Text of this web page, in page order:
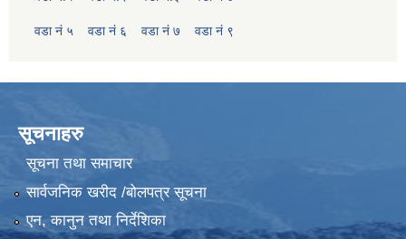
वडा नं ५ वडा नं ६ वडा नं ७ वडा नं ९
सूचनाहरु
सूचना तथा समाचार
सार्वजनिक खरीद /बोलपत्र सूचना
एन, कानुन तथा निर्देशिका